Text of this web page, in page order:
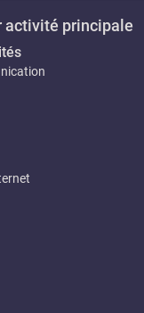
activité principale